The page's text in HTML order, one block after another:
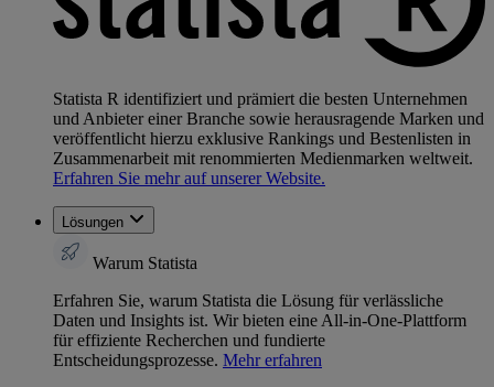
Statista R identifiziert und prämiert die besten Unternehmen
und Anbieter einer Branche sowie herausragende Marken und
veröffentlicht hierzu exklusive Rankings und Bestenlisten in
Zusammenarbeit mit renommierten Medienmarken weltweit.
Erfahren Sie mehr auf unserer Website.
Lösungen
Warum Statista
Erfahren Sie, warum Statista die Lösung für verlässliche
Daten und Insights ist. Wir bieten eine All-in-One-Plattform
für effiziente Recherchen und fundierte
Entscheidungsprozesse. Mehr erfahren